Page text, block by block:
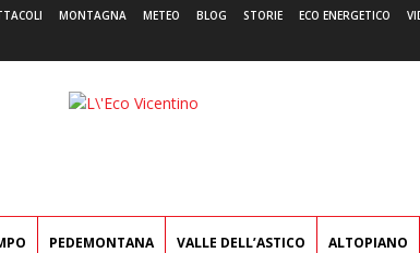
MONTAGNA METEO BLOG STORIE ECO ENERGETICO
L'Eco
PEDEMONTANA VALLE DELL’ASTICO ALTOPIANO